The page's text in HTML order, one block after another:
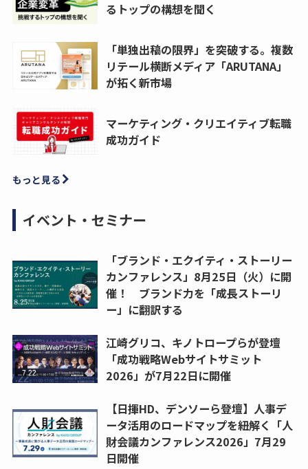
るトップの構想を聞く
「単独出稿の限界」を突破する。複数
リテール横断メディア「ARUTANA」
が拓く新市場
マーケティング・クリエイティブ転職
成功ガイド
もっと見る
イベント・セミナー
「ブランド・エクイティ・ストーリー
カンファレンス」8月25日（火）に開
催！ ブランド力を「成長ストーリ
ー」に翻訳する
江崎グリコ、キノトロープらが登壇
「成功戦略Webサイトサミット
2026」が7月22日に開催
【日揮HD、デンソーら登壇】人事デ
ータ活用のロードマップを紐解く「人
財会議カンファレンス2026」7月29
日開催